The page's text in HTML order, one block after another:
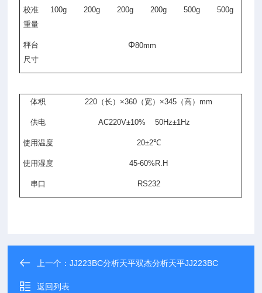
校准
重量
100g 200g 200g 200g 500g 500g
秤台
尺寸
Φ80mm
体积 220 （长 ）×360 （宽） ×345 （高）mm
供电 AC220V±10% 50Hz±1Hz
使用温度 20±2℃
使用湿度 45-60%R.H
串口 RS232
上一个：JJ223BC分析天平双杰分析天平JJ223BC
返回列表